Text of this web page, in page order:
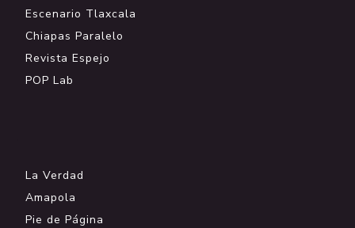
Escenario Tlaxcala
Chiapas Paralelo
Revista Espejo
POP Lab
La Verdad
Amapola
Pie de Página